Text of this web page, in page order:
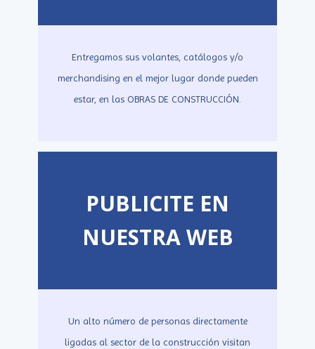
Entregamos sus volantes, catálogos y/o
merchandising en el mejor lugar donde pueden
estar, en las OBRAS DE CONSTRUCCIÓN.
PUBLICITE EN
NUESTRA WEB
Un alto número de personas directamente
ligadas al sector de la construcción visitan